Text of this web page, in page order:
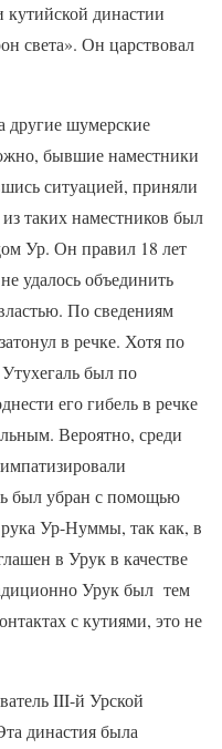
кутийской династии
света». Он царствовал
другие шумерские
бывшие наместники
ситуацией, приняли
таких наместников был
Ур. Он правил 18 лет
удалось объединить
По сведениям
в речке. Хотя по
был по
его гибель в речке
Вероятно, среди
был убран с помощью
Ур-Нуммы, так как, в
в Урук в качестве
Урук был тем
с кутиями, это не
III-й Урской
династия была